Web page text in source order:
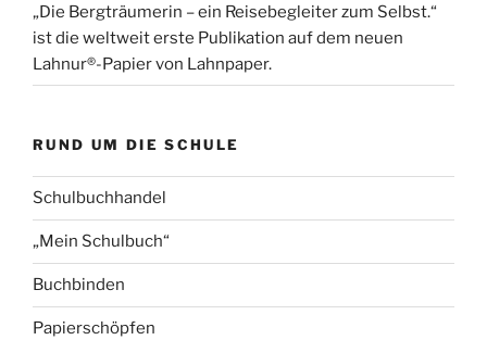
„Die Bergträumerin – ein Reisebegleiter zum Selbst.“
ist die weltweit erste Publikation auf dem neuen
Lahnur®-Papier von Lahnpaper.
RUND UM DIE SCHULE
Schulbuchhandel
„Mein Schulbuch“
Buchbinden
Papierschöpfen